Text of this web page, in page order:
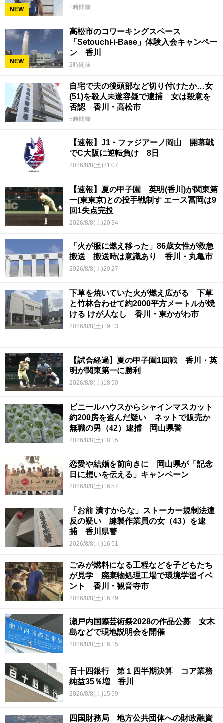
NEW 1時間前
NEW
高松市のコワーキングスペース
「Setouchi-i-Base」体験入会キャンペー
ン 香川
2時間前
自宅で夫の後頭部など切り付けたか…女
(51)を殺人未遂容疑で逮捕 女は殺意を
否認 香川・高松市
5時間前
【速報】J1・ファジアーノ岡山 開幕戦
でC大阪に逆転負け 8日
2026/8/8(土)21:07
【速報】夏の甲子園 英明(香川)が関東第
一(東東京)との投手戦制す エース冨岡は9
回1失点完投
2026/8/8(土)20:34
「火が服に燃え移った」86歳女性が救急
搬送 搬送時は意識あり 香川・丸亀市
2026/8/8(土)20:27
下草を焼いていた火が燃え広がる 下草
と竹林合わせて約2000平方メートルが焼
ける けが人なし 香川・東かがわ市
2026/8/8(土)19:13
【試合経過】夏の甲子園1回戦 香川・英
明が関東第一に勝利
2026/8/8(土)18:50
ビニールハウスからシャインマスカット
約200房を盗んだ疑い ネットで販売か
無職の男（42）逮捕 岡山県警
2026/8/8(土)18:15
恋愛や結婚を前向きに 岡山県が「記念
日に想いを伝える」キャンペーン
2026/8/8(土)16:57
「お前 潰すからな」ストーカー規制法違
反の疑い 縫製作業員の女（43）を逮
捕 香川県警
2026/8/8(土)16:51
ごみが燃料になる工程などを子どもたち
が見学 廃棄物処理工場で環境学習イベ
ント 香川・観音寺市
2026/8/8(土)16:29
瀬戸内国際芸術祭2028の作品公募 女木
島などで現地説明会を開催
2026/8/8(土)16:15
百十四銀行 第１四半期決算 コア業務
純益35％増 香川
2026/8/8(土)15:59
四国財務局 地方公共団体への財政融資